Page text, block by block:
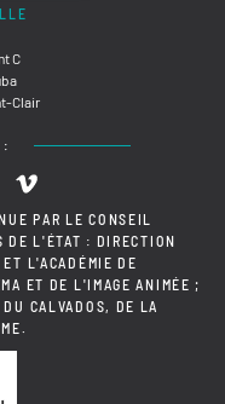
C
Clair
:
PAR LE CONSEIL
DE L'ÉTAT : DIRECTION
L'ACADÉMIE DE
ET DE L'IMAGE ANIMÉE ;
CALVADOS, DE LA